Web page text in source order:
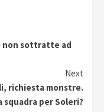
non sottratte ad
Next
richiesta monstre.
squadra per Soleri?